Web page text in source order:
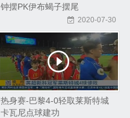
钟摆PK伊布蝎子摆尾
2020-07-30
热身赛-巴黎4-0轻取莱斯特城
卡瓦尼点球建功